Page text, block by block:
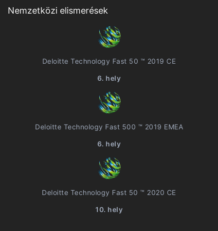
Nemzetközi elismerések
Deloitte Technology Fast 50 ™ 2019 CE
6. hely
Deloitte Technology Fast 500 ™ 2019 EMEA
6. hely
Deloitte Technology Fast 50 ™ 2020 CE
10. hely